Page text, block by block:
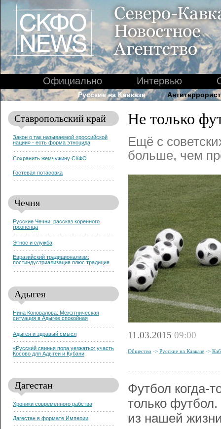
Официально Интервью
Русские на Кавказе
Ставропольский край
Закон о так называемой «российской
нации» - есть форма этноцида
Сохранить жемчужину СКФО
Гостевая потасовка
Чечня
Русские Чечни: рассказ коренного
грозненца
Этнос и служба
Евразийский традиционализм:
постиндустриализация плюс традиция
Адыгея
Нина Коновалова: Межэтническая
ситуация в Адыгее спокойная
Адыгея и здравый смысл
«Русский свинья пора уезжать»: участь
Косово для Адыгеи и Кубани
Дагестан
Хроники современного рабства
Дагестан в формате Империи
Не только
Ещё с
больше, чем
11.03.2015 09:00
Общество -> Русские на Кавказе ->
Футбол когда-
только футбол.
из нашей